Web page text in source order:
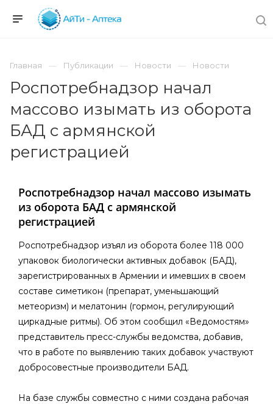
Главная Публикации Новости Новости
Роспотребнадзор ​​начал
массово изымать из оборота
БАД с армянской
регистрацией
Роспотребнадзор ​​начал массово изымать
из оборота БАД с армянской
регистрацией
Роспотребнадзор изъял из оборота более 118 000
упаковок биологически активных добавок (БАД),
зарегистрированных в Армении и имевших в своем
составе симетикон (препарат, уменьшающий
метеоризм) и мелатонин (гормон, регулирующий
циркадные ритмы). Об этом сообщил «Ведомостям»
представитель пресс-службы ведомства, добавив,
что в работе по выявлению таких добавок участвуют
добросовестные производители БАД.
На базе службы совместно с ними создана рабочая